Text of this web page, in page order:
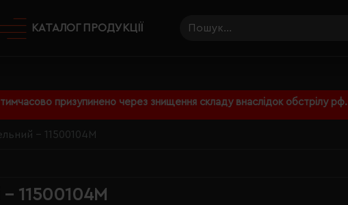
призупинено через знищення складу внаслідок обстрілу рф.
КАТАЛОГ ПРОДУКЦІЇ
- 11500104M
11500104M